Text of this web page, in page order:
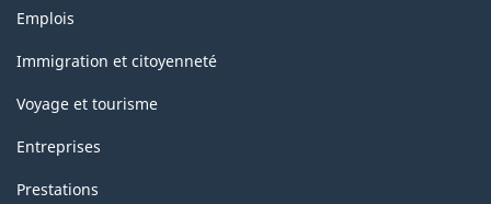
la
classification
Thèmes
sujets
Emplois
Immigration et citoyenneté
Voyage et tourisme
Entreprises
Prestations